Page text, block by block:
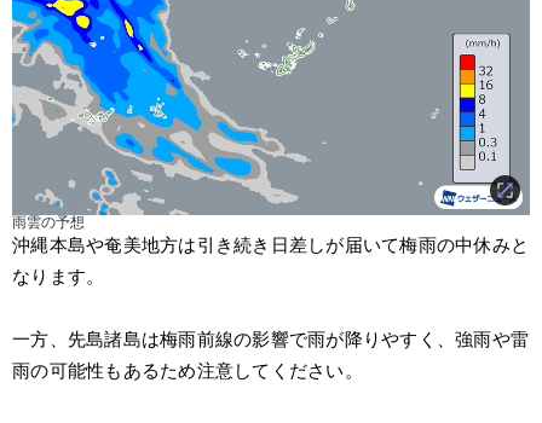
雨雲の予想
沖縄本島や奄美地方は引き続き日差しが届いて梅雨の中休みと
なります。
一方、先島諸島は梅雨前線の影響で雨が降りやすく、強雨や雷
雨の可能性もあるため注意してください。